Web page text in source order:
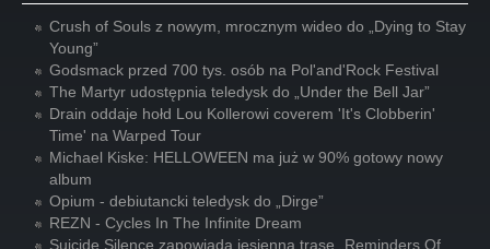
Crush of Souls z nowym, mrocznym wideo do „Dying to Stay
Young”
Godsmack przed 700 tys. osób na Pol'and'Rock Festival
The Martyr udostępnia teledysk do „Under the Bell Jar”
Drain oddaje hołd Lou Kollerowi coverem 'It's Clobberin'
Time' na Warped Tour
Michael Kiske: HELLOWEEN ma już w 90% gotowy nowy
album
Opium - debiutancki teledysk do „Dirge”
REZN - Cycles In The Infinite Dream
Suicide Silence zapowiada jesienną trasę „Reminders Of